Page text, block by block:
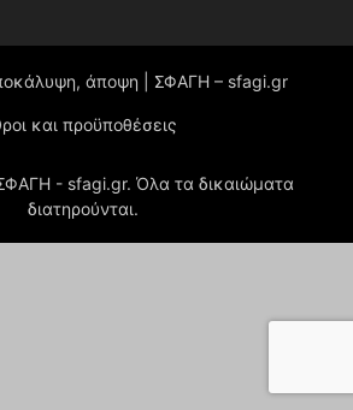
άποψη | ΣΦΑΓΗ – sfagi.gr
και προϋποθέσεις
- sfagi.gr. Όλα τα δικαιώματα
διατηρούνται.